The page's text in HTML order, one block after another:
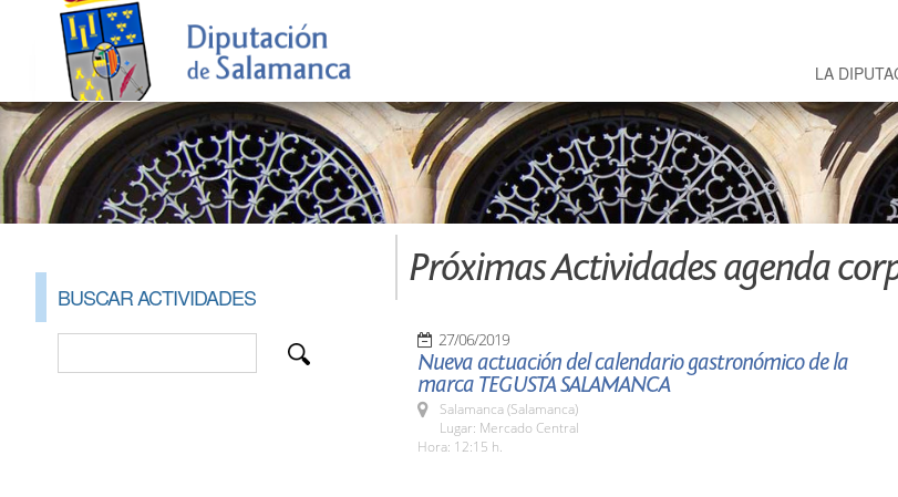
LA
BUSCAR ACTIVIDADES
Próximas Actividades agenda
27/06/2019
Nueva actuación del calendario gastronómico de la
marca TEGUSTA SALAMANCA
Salamanca (Salamanca)
Lugar: Mercado Central
Hora: 12:15 h.